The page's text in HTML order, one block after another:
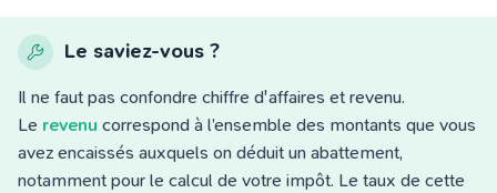
Le saviez-vous ?
Il ne faut pas confondre chiffre d'affaires et revenu.
Le revenu correspond à l’ensemble des montants que vous
avez encaissés auxquels on déduit un abattement,
notamment pour le calcul de votre impôt. Le taux de cette